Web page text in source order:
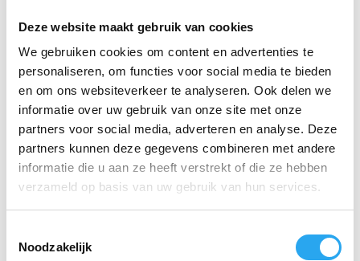
Deze website maakt gebruik van cookies
We gebruiken cookies om content en advertenties te
personaliseren, om functies voor social media te bieden
en om ons websiteverkeer te analyseren. Ook delen we
informatie over uw gebruik van onze site met onze
partners voor social media, adverteren en analyse. Deze
partners kunnen deze gegevens combineren met andere
informatie die u aan ze heeft verstrekt of die ze hebben
verzameld op basis van uw gebruik van hun services.
Noodzakelijk
Bestaat uit 4 uitschuifbare elementen met
gebruiksvriendelijke klemmen
Innovatieve ergonomische driehoekige
vorm tegen handvermoeidheid en torderen
Uitgerust met een comfortabele 2-
componenten handgreep met antislip
eindkap
Specificaties